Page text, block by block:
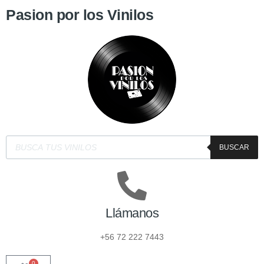
Pasion por los Vinilos
BUSCAR
Llámanos
+56 72 222 7443